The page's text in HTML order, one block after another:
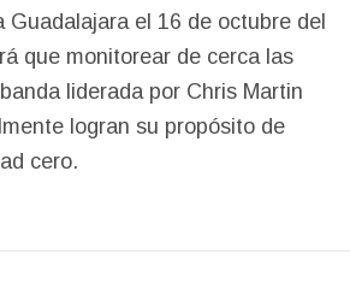
Guadalajara el 16 de octubre del
que monitorear de cerca las
liderada por Chris Martin
logran su propósito de
cero.